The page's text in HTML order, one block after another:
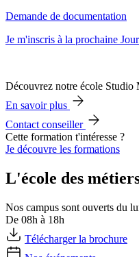
Demande de documentation
Je m'inscris à la prochaine
Découvrez notre école Studio
En savoir plus
Contact conseiller
Cette formation t'intéresse ?
Je découvre les formations
L'école des
Nos campus sont ouverts du
De 08h à 18h
Télécharger la brochure